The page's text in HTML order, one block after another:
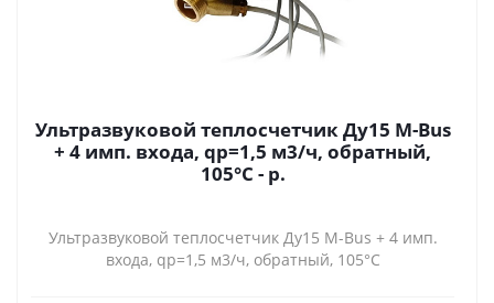
Ультразвуковой теплосчетчик Ду15 M-Bus
+ 4 имп. входа, qp=1,5 м3/ч, обратный,
105°C - р.
Ультразвуковой теплосчетчик Ду15 M-Bus + 4 имп.
входа, qp=1,5 м3/ч, обратный, 105°C